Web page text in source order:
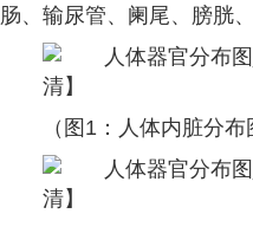
肠、输尿管、阑尾、膀胱
（图1：人体内脏分布